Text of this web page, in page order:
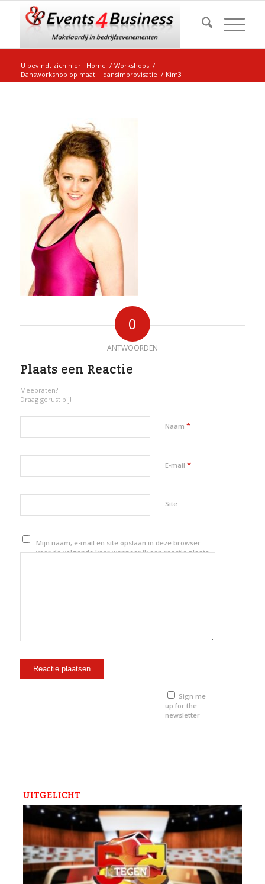
U bevindt zich hier: Home / Workshops /
Dansworkshop op maat | dansimprovisatie / Kim3
0
ANTWOORDEN
Plaats een Reactie
Meepraten?
Draag gerust bij!
Naam *
E-mail *
Site
Mijn naam, e-mail en site opslaan in deze browser
voor de volgende keer wanneer ik een reactie plaats.
Sign me
up for the
newsletter
UITGELICHT